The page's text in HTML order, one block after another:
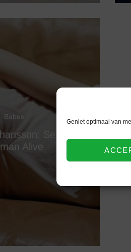
Geniet optimaal van
Babes
Sexiest
Alive